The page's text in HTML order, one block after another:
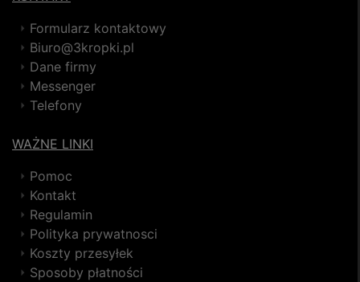
Formularz kontaktowy
Biuro@3kropki.pl
Dane firmy
Messenger
Telefony
WAŻNE LINKI
Pomoc
Kontakt
Regulamin
Polityka prywatnosci
Koszty przesyłek
Sposoby płatności